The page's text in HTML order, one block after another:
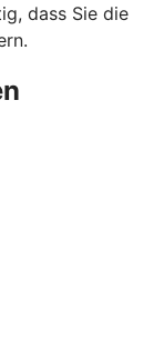
dass Sie die